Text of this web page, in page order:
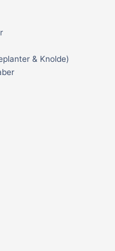
& Knolde)